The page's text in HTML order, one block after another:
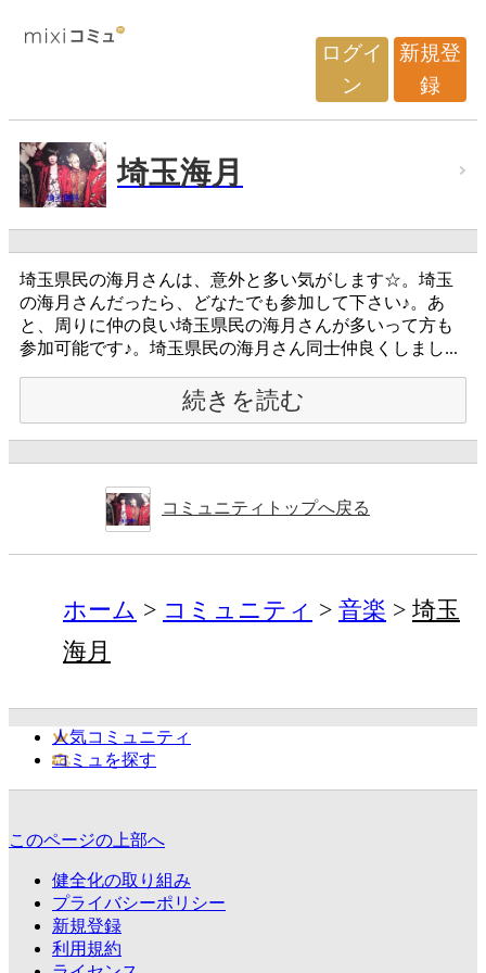
ログイ
ン
新規登
録
埼玉海月
埼玉県民の海月さんは、意外と多い気がします☆。埼玉
の海月さんだったら、どなたでも参加して下さい♪。あ
と、周りに仲の良い埼玉県民の海月さんが多いって方も
参加可能です♪。埼玉県民の海月さん同士仲良くしまし...
続きを読む
コミュニティトップへ戻る
ホーム コミュニティ 音楽
埼玉
海月
人気コミュニティ
コミュを探す
このページの上部へ
健全化の取り組み
プライバシーポリシー
新規登録
利用規約